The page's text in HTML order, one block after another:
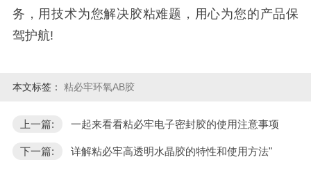
务，用技术为您解决胶粘难题，用心为您的产品保
驾护航!
本文标签： 粘必牢环氧AB胶
上一篇: 一起来看看粘必牢电子密封胶的使用注意事项
下一篇: 详解粘必牢高透明水晶胶的特性和使用方法"